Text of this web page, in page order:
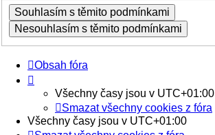
Obsah fóra
Všechny časy jsou v UTC+01:00
Smazat všechny cookies z fóra
Všechny časy jsou v UTC+01:00